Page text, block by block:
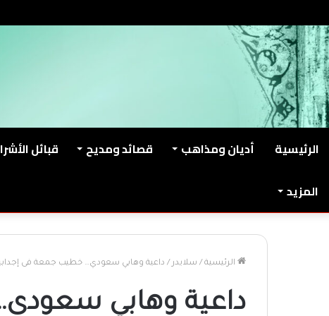
الرئيسية أديان ومذاهب قصائد ومديح قبائل
المزيد
الرئيسية / سلايدر / داعية وهابي سعودي… خطيب جمعة فى
داعية وهابي